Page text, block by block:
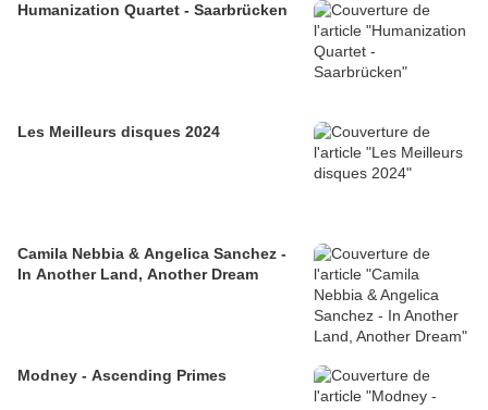
Humanization Quartet - Saarbrücken
Les Meilleurs disques 2024
Camila Nebbia & Angelica Sanchez -
In Another Land, Another Dream
Modney - Ascending Primes